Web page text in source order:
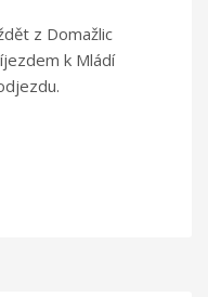
z Domažlic
k Mládí